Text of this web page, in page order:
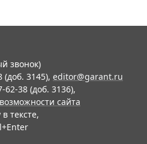
звонок)
(доб. 3145), editor@garant.ru
62-38 (доб. 3136),
сайта
тексте,